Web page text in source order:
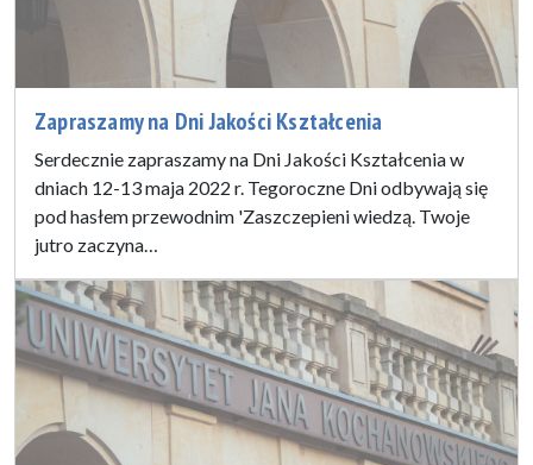
Zapraszamy na Dni Jakości Kształcenia
Serdecznie zapraszamy na Dni Jakości Kształcenia w
dniach 12-13 maja 2022 r. Tegoroczne Dni odbywają się
pod hasłem przewodnim 'Zaszczepieni wiedzą. Twoje
jutro zaczyna…